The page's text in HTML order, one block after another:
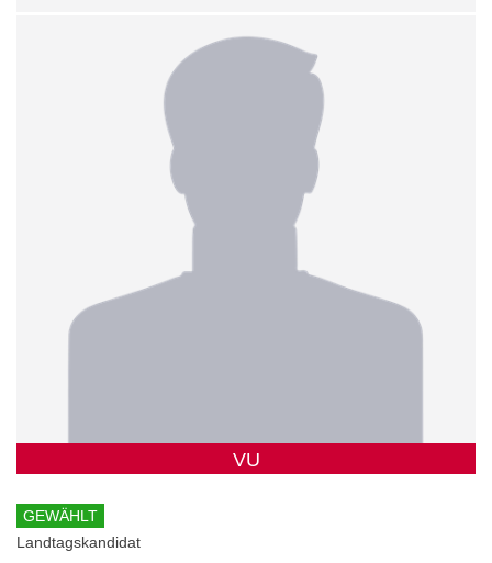
VU
GEWÄHLT
Landtagskandidat